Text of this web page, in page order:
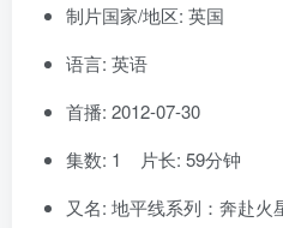
制片国家/地区: 英国
语言: 英语
首播: 2012-07-30
集数: 1 片长: 59分钟
又名: 地平线系列：奔赴火